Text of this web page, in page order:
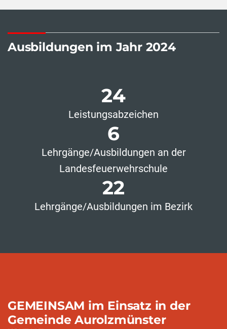
Ausbildungen im Jahr 2024
24
Leistungsabzeichen
6
Lehrgänge/Ausbildungen an der
Landesfeuerwehrschule
22
Lehrgänge/Ausbildungen im Bezirk
GEMEINSAM im Einsatz in der
Gemeinde Aurolzmünster